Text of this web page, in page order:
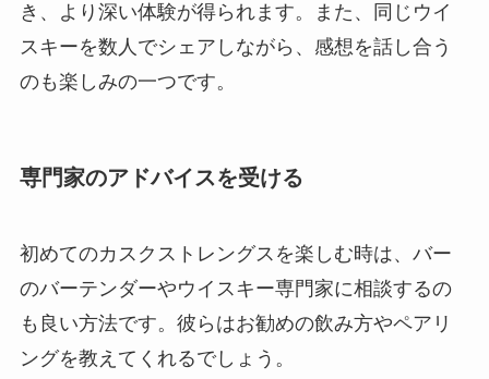
き、より深い体験が得られます。また、同じウイ
スキーを数人でシェアしながら、感想を話し合う
のも楽しみの一つです。
専門家のアドバイスを受ける
初めてのカスクストレングスを楽しむ時は、バー
のバーテンダーやウイスキー専門家に相談するの
も良い方法です。彼らはお勧めの飲み方やペアリ
ングを教えてくれるでしょう。